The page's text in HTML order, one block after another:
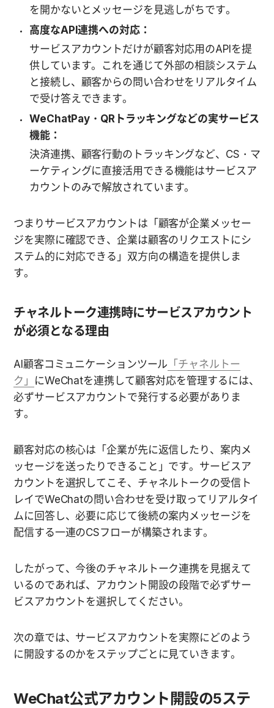
を開かないとメッセージを見逃しがちです。
高度なAPI連携への対応：
サービスアカウントだけが顧客対応用のAPIを提
供しています。これを通じて外部の相談システム
と接続し、顧客からの問い合わせをリアルタイム
で受け答えできます。
WeChatPay・QRトラッキングなどの実サービス
機能：
決済連携、顧客行動のトラッキングなど、CS・マ
ーケティングに直接活用できる機能はサービスア
カウントのみで解放されています。
つまりサービスアカウントは「顧客が企業メッセー
ジを実際に確認でき、企業は顧客のリクエストにシ
ステム的に対応できる」双方向の構造を提供しま
す。
チャネルトーク連携時にサービスアカウント
が必須となる理由
AI顧客コミュニケーションツール 「チャネルトー
ク」
にWeChatを連携して顧客対応を管理するには、
必ずサービスアカウントで発行する必要がありま
す。
顧客対応の核心は「企業が先に返信したり、案内メ
ッセージを送ったりできること」です。サービスア
カウントを選択してこそ、チャネルトークの受信ト
レイでWeChatの問い合わせを受け取ってリアルタイ
ムに回答し、必要に応じて後続の案内メッセージを
配信する一連のCSフローが構築されます。
したがって、今後のチャネルトーク連携を見据えて
いるのであれば、アカウント開設の段階で必ずサー
ビスアカウントを選択してください。
次の章では、サービスアカウントを実際にどのよう
に開設するのかをステップごとに見ていきます。
WeChat公式アカウント開設の5ステ